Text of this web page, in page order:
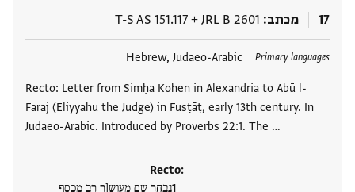
17 מכתב JRL B 2601
+
T-S AS 151.117
Primary languages
Hebrew, Judaeo-Arabic
Recto: Letter from Simḥa Kohen in Alexandria to Abū l-
Faraj (Eliyyahu the Judge) in Fusṭāṭ, early 13th century. In
Judaeo-Arabic. Introduced by Proverbs 22:1. The …
Recto:
נבחר שם מעוש[ר רב מכסף
תגים